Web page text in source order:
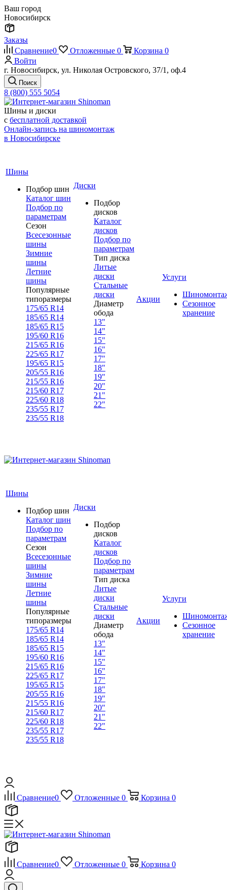
Ваш город
Новосибирск
Заказы
Сравнение0 Отложенные 0 Корзина 0
Войти
г. Новосибирск, ул. Николая Островского, 37/1, оф.4
Поиск
8 (800) 555 5054
Шины и диски
с бесплатной доставкой
Онлайн-запись на шиномонтаж
в Новосибирске
Шины
Подбор шин
Каталог шин
Подбор по
параметрам
Сезон
Всесезонные
шины
Зимние
шины
Летние
шины
Популярные
типоразмеры
175/65 R14
185/65 R14
185/65 R15
195/60 R16
215/65 R16
225/65 R17
195/65 R15
205/55 R16
215/55 R16
215/60 R17
225/60 R18
235/55 R17
235/55 R18
Диски
Подбор
дисков
Каталог
дисков
Подбор по
параметрам
Тип диска
Литые
диски
Стальные
диски
Диаметр
обода
13"
14"
15"
16"
17"
18"
19"
20"
21"
22"
Акции
Услуги
Сезонное
хранение
Шины
Подбор шин
Каталог шин
Подбор по
параметрам
Сезон
Всесезонные
шины
Зимние
шины
Летние
шины
Популярные
типоразмеры
175/65 R14
185/65 R14
185/65 R15
195/60 R16
215/65 R16
225/65 R17
195/65 R15
205/55 R16
215/55 R16
215/60 R17
225/60 R18
235/55 R17
235/55 R18
Диски
Подбор
дисков
Каталог
дисков
Подбор по
параметрам
Тип диска
Литые
диски
Стальные
диски
Диаметр
обода
13"
14"
15"
16"
17"
18"
19"
20"
21"
22"
Акции
Услуги
Сезонное
хранение
Сравнение0 Отложенные 0 Корзина 0
Сравнение0 Отложенные 0 Корзина 0